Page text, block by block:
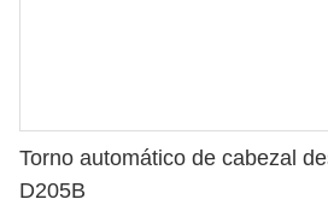
Torno automático de cabezal
D205B